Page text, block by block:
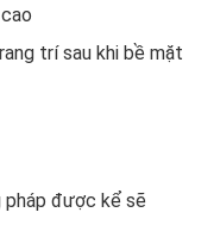
trí sau khi bề mặt
pháp được kể sẽ